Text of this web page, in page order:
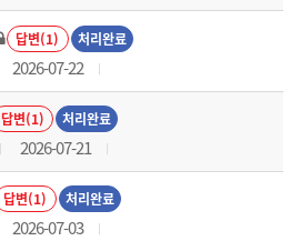
답변(1) 처리완료
2026-07-22
답변(1) 처리완료
2026-07-21
답변(1) 처리완료
2026-07-03